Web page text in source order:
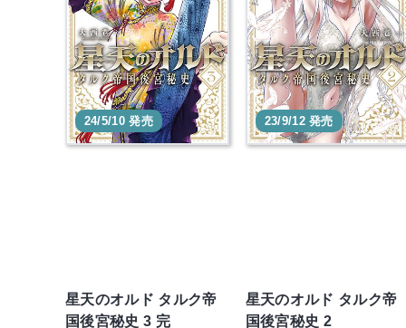
24/5/10 発売
星天のオルド タルク帝
国後宮秘史 3 完
23/9/12 発売
星天のオルド タルク帝
国後宮秘史 2